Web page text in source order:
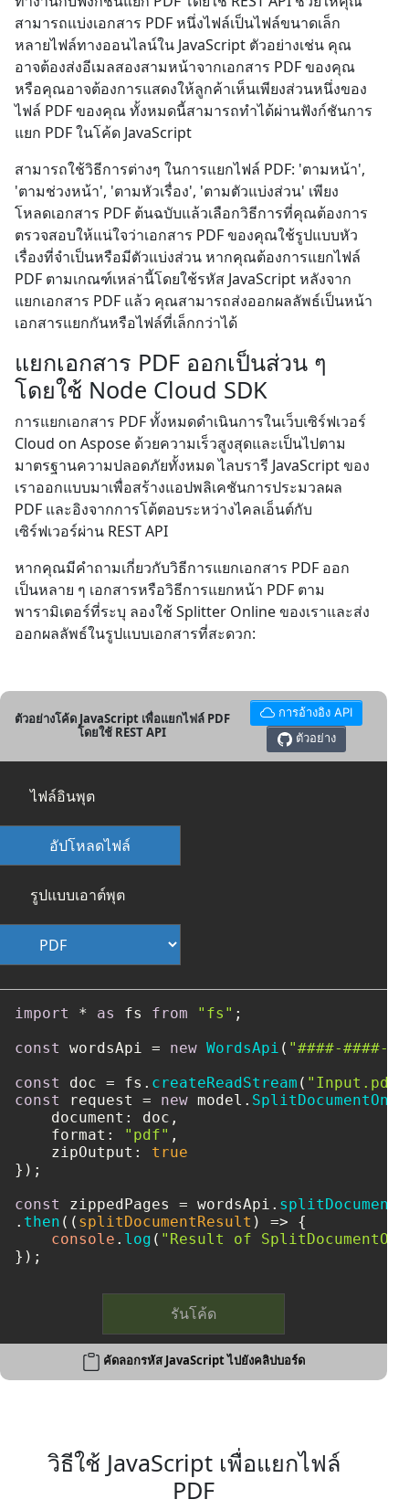
สามารถแบ่งเอกสาร PDF หนึ่งไฟล์เป็นไฟล์ขนาดเล็ก
หลายไฟล์ทางออนไลน์ใน JavaScript ตัวอย่างเช่น คุณ
อาจต้องส่งอีเมลสองสามหน้าจากเอกสาร PDF ของคุณ
หรือคุณอาจต้องการแสดงให้ลูกค้าเห็นเพียงส่วนหนึ่งของ
ไฟล์ PDF ของคุณ ทั้งหมดนี้สามารถทำได้ผ่านฟังก์ชันการ
แยก PDF ในโค้ด JavaScript
สามารถใช้วิธีการต่างๆ ในการแยกไฟล์ PDF: 'ตามหน้า',
'ตามช่วงหน้า', 'ตามหัวเรื่อง', 'ตามตัวแบ่งส่วน' เพียง
โหลดเอกสาร PDF ต้นฉบับแล้วเลือกวิธีการที่คุณต้องการ
ตรวจสอบให้แน่ใจว่าเอกสาร PDF ของคุณใช้รูปแบบหัว
เรื่องที่จำเป็นหรือมีตัวแบ่งส่วน หากคุณต้องการแยกไฟล์
PDF ตามเกณฑ์เหล่านี้โดยใช้รหัส JavaScript หลังจาก
แยกเอกสาร PDF แล้ว คุณสามารถส่งออกผลลัพธ์เป็นหน้า
เอกสารแยกกันหรือไฟล์ที่เล็กกว่าได้
แยกเอกสาร PDF ออกเป็นส่วน ๆ
โดยใช้ Node Cloud SDK
การแยกเอกสาร PDF ทั้งหมดดำเนินการในเว็บเซิร์ฟเวอร์
Cloud on Aspose ด้วยความเร็วสูงสุดและเป็นไปตาม
มาตรฐานความปลอดภัยทั้งหมด ไลบรารี JavaScript ของ
เราออกแบบมาเพื่อสร้างแอปพลิเคชันการประมวลผล
PDF และอิงจากการโต้ตอบระหว่างไคลเอ็นต์กับ
เซิร์ฟเวอร์ผ่าน REST API
หากคุณมีคำถามเกี่ยวกับวิธีการแยกเอกสาร PDF ออก
เป็นหลาย ๆ เอกสารหรือวิธีการแยกหน้า PDF ตาม
พารามิเตอร์ที่ระบุ ลองใช้ Splitter Online ของเราและส่ง
ออกผลลัพธ์ในรูปแบบเอกสารที่สะดวก:
ตัวอย่างโค้ด JavaScript เพื่อแยกไฟล์ PDF
โดยใช้ REST API
การอ้างอิง API
ตัวอย่าง
ไฟล์อินพุต
อัปโหลดไฟล์
รูปแบบเอาต์พุต
import * as fs from "fs" ;
const
wordsApi = new WordsApi ( "####-####-
const
doc = fs. createReadStream ( "Input.pdf"
const
request = new model.
document : doc,
format : "pdf" ,
zipOutput : true
});
const
zippedPages = wordsApi.
. then ( ( splitDocumentResult ) => {
console . log ( "Result of
});
รันโค้ด
คัดลอกรหัส JavaScript ไปยังคลิปบอร์ด
วิธีใช้ JavaScript เพื่อแยกไฟล์
PDF